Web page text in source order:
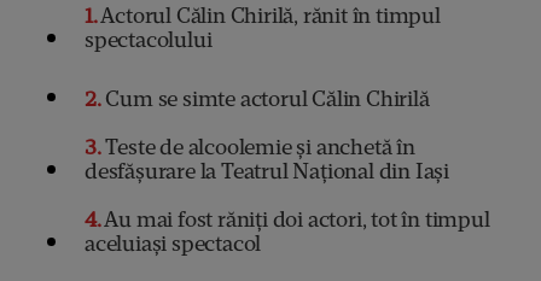
1Actorul Călin Chirilă, rănit în timpul
spectacolului
2Cum se simte actorul Călin Chirilă
3Teste de alcoolemie și anchetă în
desfășurare la Teatrul Național din Iași
4Au mai fost răniți doi actori, tot în timpul
aceluiași spectacol